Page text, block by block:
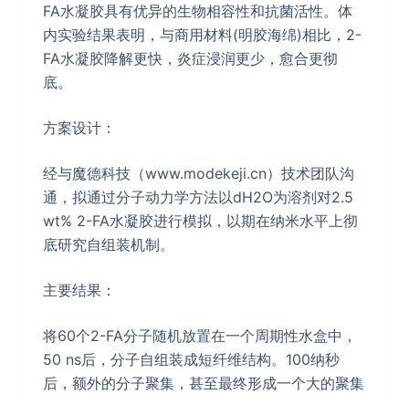
FA水凝胶具有优异的生物相容性和抗菌活性。体
内实验结果表明，与商用材料(明胶海绵)相比，2-
FA水凝胶降解更快，炎症浸润更少，愈合更彻
底。
方案设计：
经与魔德科技（www.modekeji.cn）技术团队沟
通，拟通过分子动力学方法以dH2O为溶剂对2.5
wt% 2-FA水凝胶进行模拟，以期在纳米水平上彻
底研究自组装机制。
主要结果：
将60个2-FA分子随机放置在一个周期性水盒中，
50 ns后，分子自组装成短纤维结构。100纳秒
后，额外的分子聚集，甚至最终形成一个大的聚集